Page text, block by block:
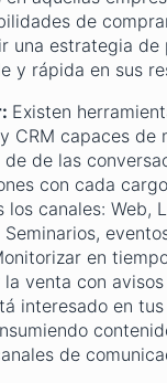
de
una estrategia de
y rápida en sus
Existen
CRM capaces de
de las
con cada
los canales: Web,
Seminarios,
en
venta con
interesado en
de